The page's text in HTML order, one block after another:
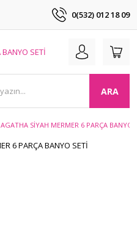
0(532) 012 18 09
ARA
AGATHA SİYAH MERMER 6 PARÇA BANYO